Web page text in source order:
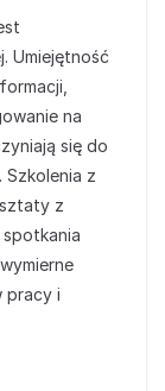
Umiejętność
na
się do
Szkolenia z
z
pracy i